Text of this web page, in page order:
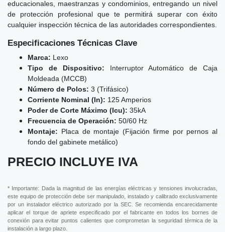
educacionales, maestranzas y condominios, entregando un nivel
de protección profesional que te permitirá superar con éxito
cualquier inspección técnica de las autoridades correspondientes.
Especificaciones Técnicas Clave
Marca: Lexo
Tipo de Dispositivo: Interruptor Automático de Caja
Moldeada (MCCB)
Número de Polos: 3 (Trifásico)
Corriente Nominal (In): 125 Amperios
Poder de Corte Máximo (Icu): 35kA
Frecuencia de Operación: 50/60 Hz
Montaje: Placa de montaje (Fijación firme por pernos al
fondo del gabinete metálico)
PRECIO INCLUYE IVA
* Importante: Dada la magnitud de las energías eléctricas y tensiones involucradas,
este equipo de protección debe ser manipulado, instalado y calibrado exclusivamente
por un instalador eléctrico autorizado por la SEC. Se recomienda encarecidamente
aplicar el torque de apriete especificado por el fabricante en todos los bornes de
conexión para evitar puntos calientes que comprometan la seguridad térmica de la
instalación a largo plazo.